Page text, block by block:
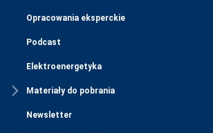
Opracowania eksperckie
Podcast
Elektroenergetyka
Materiały do pobrania
Newsletter